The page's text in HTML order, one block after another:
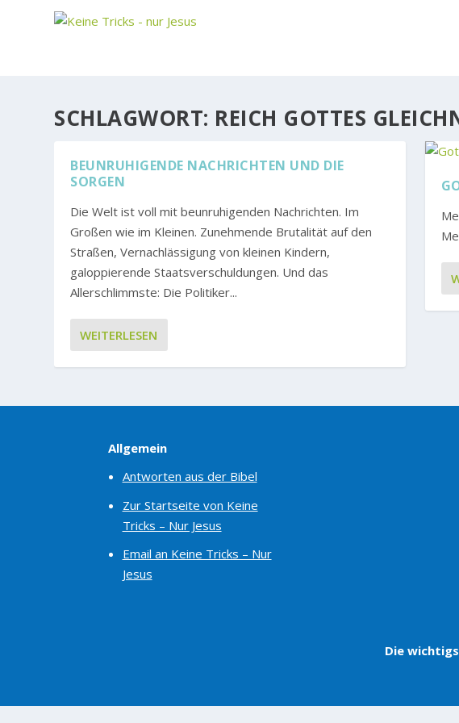
SCHLAGWORT: REICH GOTTES
BEUNRUHIGENDE NACHRICHTEN UND DIE
SORGEN
Die Welt ist voll mit beunruhigenden Nachrichten. Im
Großen wie im Kleinen. Zunehmende Brutalität auf den
Straßen, Vernachlässigung von kleinen Kindern,
galoppierende Staatsverschuldungen. Und das
Allerschlimmste: Die Politiker...
WEITERLESEN
Allgemein
Antworten aus der Bibel
Zur Startseite von Keine
Tricks – Nur Jesus
Email an Keine Tricks – Nur
Jesus
Die